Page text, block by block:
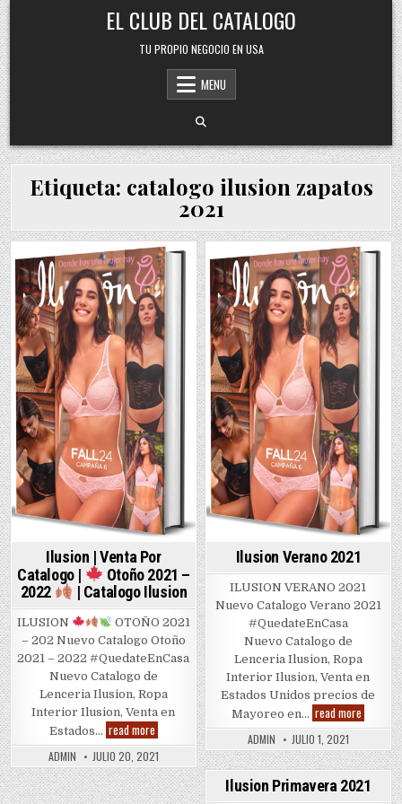
Skip
to
content
EL CLUB DEL CATALOGO
TU PROPIO NEGOCIO EN USA
MENU
Etiqueta: catalogo ilusion zapatos
2021
Posted
in
Ilusion | Venta Por
Catalogo |
Otoño 2021 –
2022
| Catalogo Ilusion
ILUSION
OTOÑO 2021
– 202 Nuevo Catalogo Otoño
2021 – 2022 #QuedateEnCasa
Nuevo Catalogo de
Lenceria Ilusion, Ropa
Interior Ilusion, Venta en
Estados… read moreIlusion
|
Venta
Por
Catalogo
|
ADMIN JULIO 20, 2021
Posted
in
Ilusion Verano 2021
ILUSION VERANO 2021
Nuevo Catalogo Verano 2021
#QuedateEnCasa
Nuevo Catalogo de
Lenceria Ilusion, Ropa
Interior Ilusion, Venta en
Estados Unidos precios de
Mayoreo en… read more
Verano
ADMIN JULIO 1, 2021
Ilusion Primavera 2021